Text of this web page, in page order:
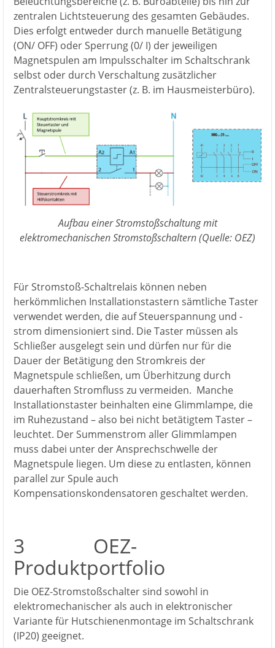
zentralen Lichtsteuerung des gesamten Gebäudes.
Dies erfolgt entweder durch manuelle Betätigung
(ON/ OFF) oder Sperrung (0/ I) der jeweiligen
Magnetspulen am Impulsschalter im Schaltschrank
selbst oder durch Verschaltung zusätzlicher
Zentralsteuerungstaster (z. B. im Hausmeisterbüro).
Aufbau einer Stromstoßschaltung mit
elektromechanischen Stromstoßschaltern (Quelle: OEZ)
Für Stromstoß-Schaltrelais können neben
herkömmlichen Installationstastern sämtliche Taster
verwendet werden, die auf Steuerspannung und -
strom dimensioniert sind. Die Taster müssen als
Schließer ausgelegt sein und dürfen nur für die
Dauer der Betätigung den Stromkreis der
Magnetspule schließen, um Überhitzung durch
dauerhaften Stromfluss zu vermeiden. Manche
Installationstaster beinhalten eine Glimmlampe, die
im Ruhezustand – also bei nicht betätigtem Taster –
leuchtet. Der Summenstrom aller Glimmlampen
muss dabei unter der Ansprechschwelle der
Magnetspule liegen. Um diese zu entlasten, können
parallel zur Spule auch
Kompensationskondensatoren geschaltet werden.
3 OEZ-
Produktportfolio
Die OEZ-Stromstoßschalter sind sowohl in
elektromechanischer als auch in elektronischer
Variante für Hutschienenmontage im Schaltschrank
(IP20) geeignet.